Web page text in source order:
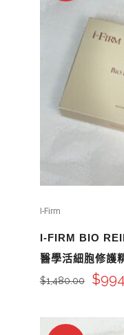
I-Firm
I-FIRM BIO
醫學活細胞修護
$1,480.00 $